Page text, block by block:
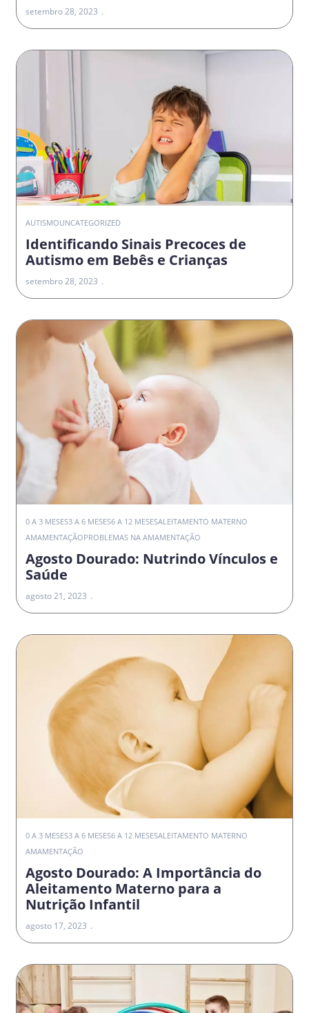
setembro 28, 2023
AUTISMOUNCATEGORIZED
Identificando Sinais Precoces de
Autismo em Bebês e Crianças
setembro 28, 2023
0 A 3 MESES3 A 6 MESES6 A 12 MESESALEITAMENTO MATERNO
AMAMENTAÇÃOPROBLEMAS NA AMAMENTAÇÃO
Agosto Dourado: Nutrindo Vínculos e
Saúde
agosto 21, 2023
0 A 3 MESES3 A 6 MESES6 A 12 MESESALEITAMENTO MATERNO
AMAMENTAÇÃO
Agosto Dourado: A Importância do
Aleitamento Materno para a
Nutrição Infantil
agosto 17, 2023